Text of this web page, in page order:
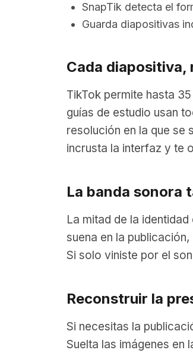
SnapTik detecta el
Guarda diapositivas
Cada diapositiva,
TikTok permite hasta
guías de estudio usan
resolución en la que se
incrusta la interfaz y te
La banda sonora
La mitad de la
suena en la
Si solo viniste por el
Reconstruir la
Si necesitas la
Suelta las imágenes en